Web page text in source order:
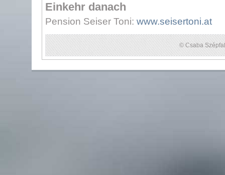
Einkehr danach
Pension Seiser Toni: www.seisertoni.at
© Csaba